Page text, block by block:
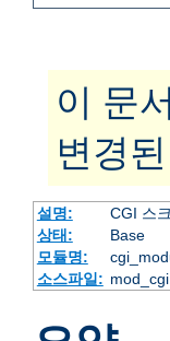
이 문
변경
설명:
CGI 스
상태:
Base
모듈명:
소스파일: